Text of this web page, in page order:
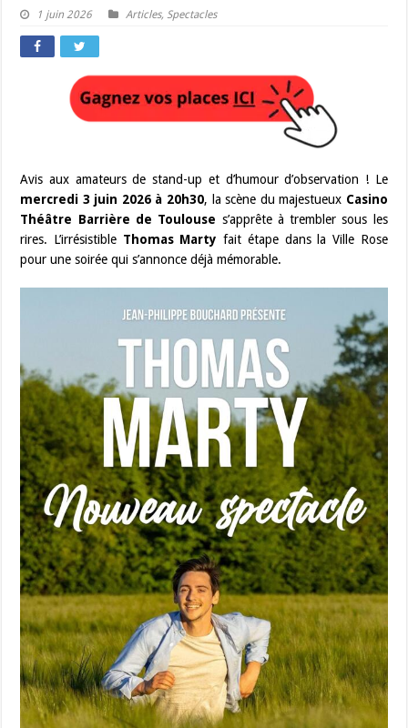
1 juin 2026 Articles, Spectacles
Avis aux amateurs de stand-up et d’humour d’observation ! Le
mercredi 3 juin 2026 à 20h30, la scène du majestueux Casino
Théâtre Barrière de Toulouse s’apprête à trembler sous les
rires. L’irrésistible Thomas Marty fait étape dans la Ville Rose
pour une soirée qui s’annonce déjà mémorable.